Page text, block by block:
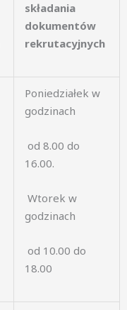
składania
dokumentów
rekrutacyjnych
Poniedziałek w
godzinach
od 8.00 do
16.00.
Wtorek w
godzinach
od 10.00 do
18.00